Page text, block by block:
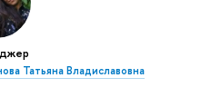
Татьяна Владиславовна